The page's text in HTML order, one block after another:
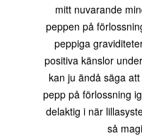
mitt nuvarande
peppen på
peppiga
positiva känslor
kan ju ändå säga
pepp på förlossning
delaktig i när
så